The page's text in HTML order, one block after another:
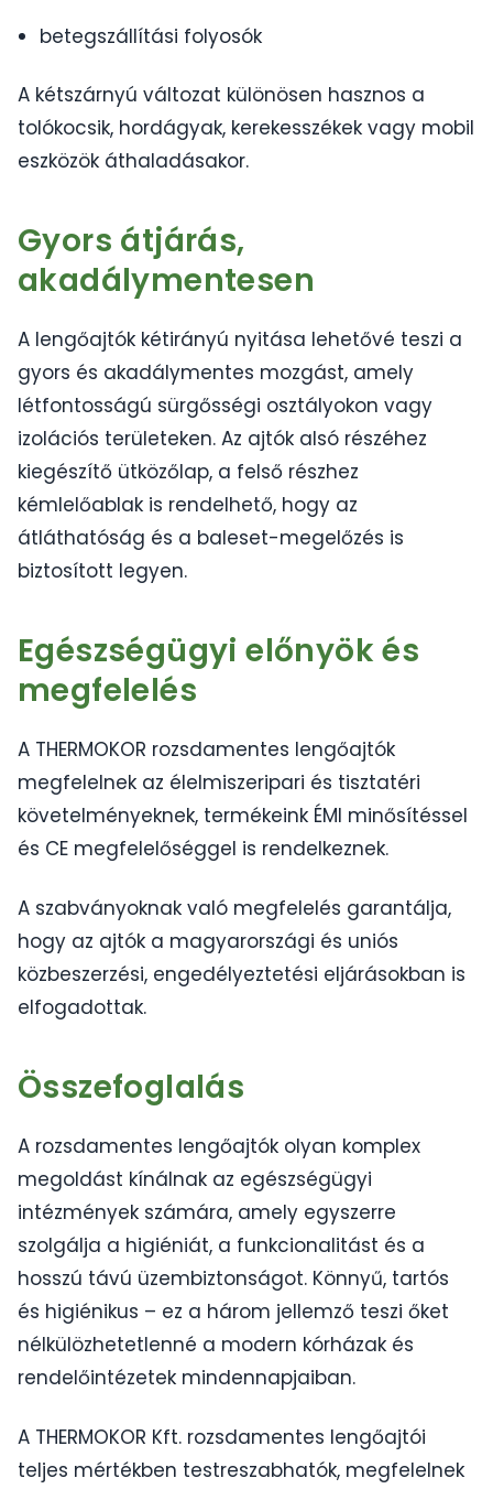
betegszállítási folyosók
A kétszárnyú változat különösen hasznos a
tolókocsik, hordágyak, kerekesszékek vagy mobil
eszközök áthaladásakor.
Gyors átjárás,
akadálymentesen
A lengőajtók kétirányú nyitása lehetővé teszi a
gyors és akadálymentes mozgást, amely
létfontosságú sürgősségi osztályokon vagy
izolációs területeken. Az ajtók alsó részéhez
kiegészítő ütközőlap, a felső részhez
kémlelőablak is rendelhető, hogy az
átláthatóság és a baleset-megelőzés is
biztosított legyen.
Egészségügyi előnyök és
megfelelés
A THERMOKOR rozsdamentes lengőajtók
megfelelnek az élelmiszeripari és tisztatéri
követelményeknek, termékeink ÉMI minősítéssel
és CE megfelelőséggel is rendelkeznek.
A szabványoknak való megfelelés garantálja,
hogy az ajtók a magyarországi és uniós
közbeszerzési, engedélyeztetési eljárásokban is
elfogadottak.
Összefoglalás
A rozsdamentes lengőajtók olyan komplex
megoldást kínálnak az egészségügyi
intézmények számára, amely egyszerre
szolgálja a higiéniát, a funkcionalitást és a
hosszú távú üzembiztonságot. Könnyű, tartós
és higiénikus – ez a három jellemző teszi őket
nélkülözhetetlenné a modern kórházak és
rendelőintézetek mindennapjaiban.
A THERMOKOR Kft. rozsdamentes lengőajtói
teljes mértékben testreszabhatók, megfelelnek